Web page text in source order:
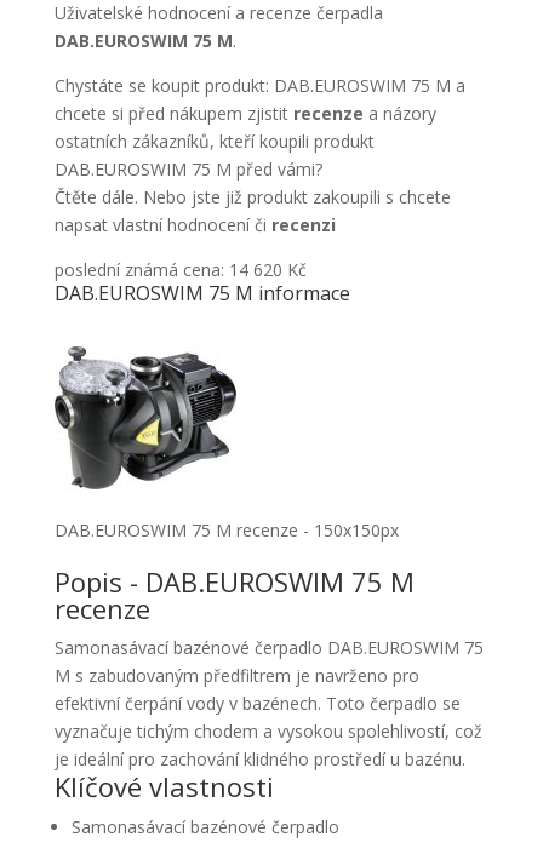
Uživatelské hodnocení a recenze čerpadla
DAB.EUROSWIM 75 M.
Chystáte se koupit produkt: DAB.EUROSWIM 75 M a
chcete si před nákupem zjistit recenze a názory
ostatních zákazníků, kteří koupili produkt
DAB.EUROSWIM 75 M před vámi?
Čtěte dále. Nebo jste již produkt zakoupili s chcete
napsat vlastní hodnocení či recenzi
poslední známá cena: 14 620 Kč
DAB.EUROSWIM 75 M informace
DAB.EUROSWIM 75 M recenze - 150x150px
Popis - DAB.EUROSWIM 75 M
recenze
Samonasávací bazénové čerpadlo DAB.EUROSWIM 75
M s zabudovaným předfiltrem je navrženo pro
efektivní čerpání vody v bazénech. Toto čerpadlo se
vyznačuje tichým chodem a vysokou spolehlivostí, což
je ideální pro zachování klidného prostředí u bazénu.
Klíčové vlastnosti
Samonasávací bazénové čerpadlo